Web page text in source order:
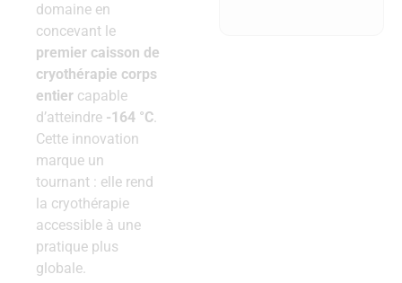
domaine en
concevant le
premier caisson de
cryothérapie corps
entier capable
d’atteindre -164 °C.
Cette innovation
marque un
tournant : elle rend
la cryothérapie
accessible à une
pratique plus
globale.